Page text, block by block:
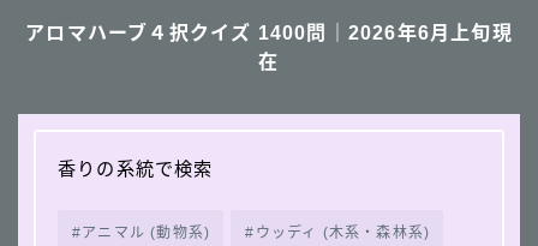
アロマハーブ４択クイズ 1400問｜2026年6月上旬現
在
香りの系統で検索
アニマル (動物系) ウッディ (木系・森林系)